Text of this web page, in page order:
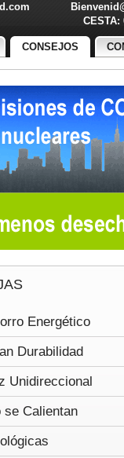
CONSEJOS
Energético
Durabilidad
Unidireccional
se Calientan